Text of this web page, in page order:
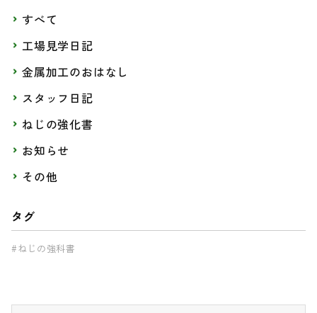
すべて
工場見学日記
金属加工のおはなし
スタッフ日記
ねじの強化書
お知らせ
その他
タグ
#ねじの強科書